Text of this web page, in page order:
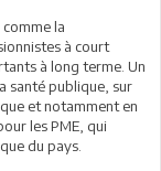
la
à court
à long terme. Un
santé publique, sur
et notamment en
les PME, qui
du pays.